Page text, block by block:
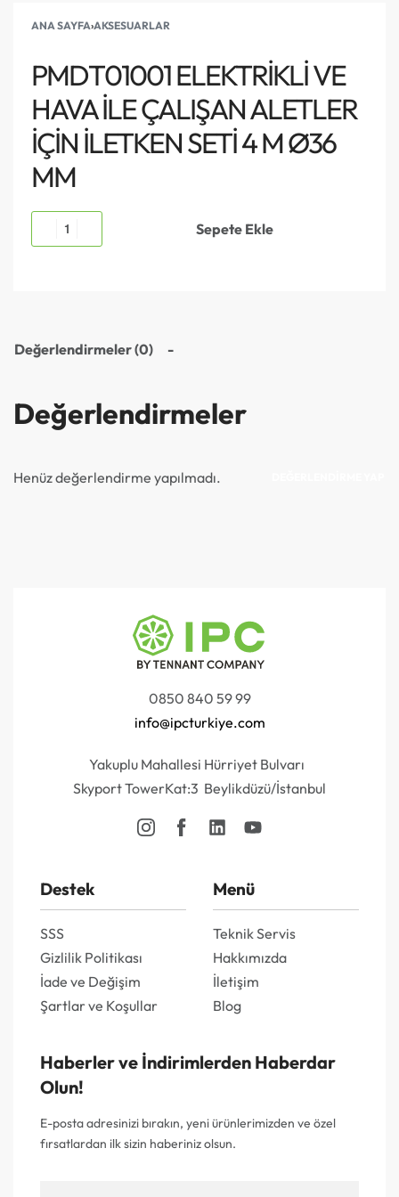
ANA SAYFA›AKSESUARLAR
PMDT01001 ELEKTRİKLİ VE
HAVA İLE ÇALIŞAN ALETLER
İÇİN İLETKEN SETİ 4 M Ø36
MM
Sepete Ekle
Değerlendirmeler (0)
Değerlendirmeler
Henüz değerlendirme yapılmadı.
0850 840 59 99
info@ipcturkiye.com
Yakuplu Mahallesi Hürriyet Bulvarı
Skyport TowerKat:3 Beylikdüzü/İstanbul
Destek
SSS
Gizlilik Politikası
İade ve Değişim
Şartlar ve Koşullar
Menü
Teknik Servis
Hakkımızda
İletişim
Blog
Haberler ve İndirimlerden Haberdar
Olun!
E-posta adresinizi bırakın, yeni ürünlerimizden ve özel
fırsatlardan ilk sizin haberiniz olsun.